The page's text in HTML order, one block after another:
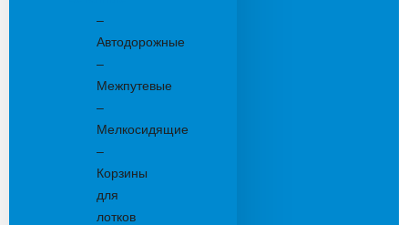
–
Автодорожные
–
Межпутевые
–
Мелкосидящие
–
Корзины
для
лотков